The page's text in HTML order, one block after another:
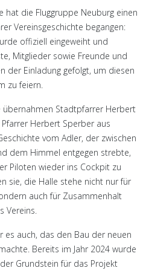
hat die Fluggruppe Neuburg einen
Vereinsgeschichte begangen:
offiziell eingeweiht und
Mitglieder sowie Freunde und
der Einladung gefolgt, um diesen
zu feiern.
übernahmen Stadtpfarrer Herbert
Herbert Sperber aus
vom Adler, der zwischen
dem Himmel entgegen strebte,
Piloten wieder ins Cockpit zu
sie, die Halle stehe nicht nur für
auch für Zusammenhalt
Vereins.
es auch, das den Bau der neuen
Bereits im Jahr 2024 wurde
Grundstein für das Projekt